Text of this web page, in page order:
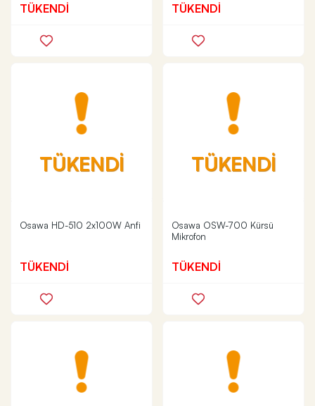
TÜKENDİ TÜKENDİ
TÜKENDİ
Osawa HD-510 2x100W Anfi
TÜKENDİ
TÜKENDİ
Osawa OSW-700 Kürsü
Mikrofon
TÜKENDİ